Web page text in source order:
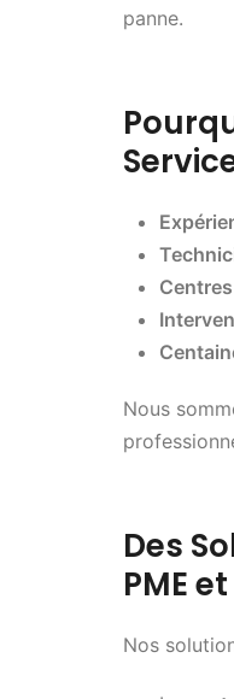
panne.
Nous
Des
PME
Nos